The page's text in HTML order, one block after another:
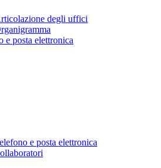
degli uffici
e posta elettronica
e posta elettronica